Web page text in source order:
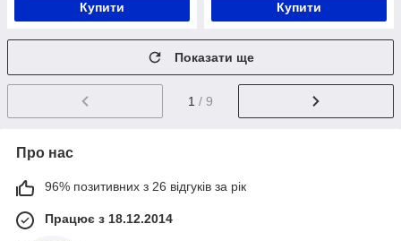
Купити Купити
Показати ще
1 / 9
Про нас
96% позитивних з 26 відгуків за рік
Працює з 18.12.2014